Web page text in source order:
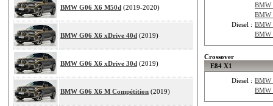
BMW G06 X6 M50d (2019-2020)
BMW G06 X6 xDrive 40d (2019)
BMW G06 X6 xDrive 30d (2019)
BMW G06 X6 M Compétition (2019)
BMW
BMW
Diesel : BMW
BMW
Crossover
E84 X1
Diesel : BMW
BMW